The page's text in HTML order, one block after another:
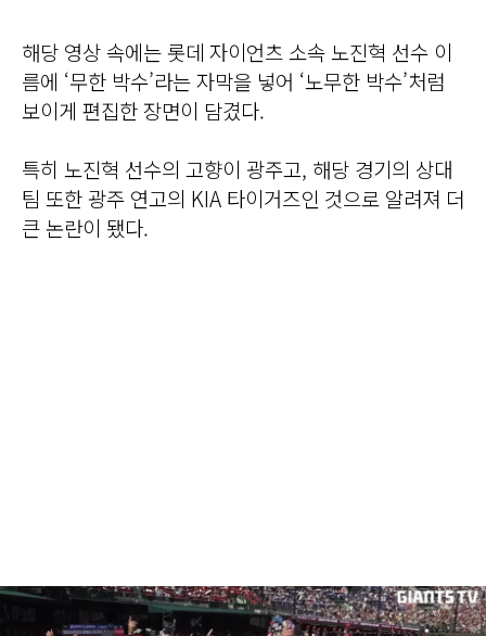
해당 영상 속에는 롯데 자이언츠 소속 노진혁 선수 이
름에 ‘무한 박수’라는 자막을 넣어 ‘노무한 박수’처럼
보이게 편집한 장면이 담겼다.
특히 노진혁 선수의 고향이 광주고, 해당 경기의 상대
팀 또한 광주 연고의 KIA 타이거즈인 것으로 알려져 더
큰 논란이 됐다.